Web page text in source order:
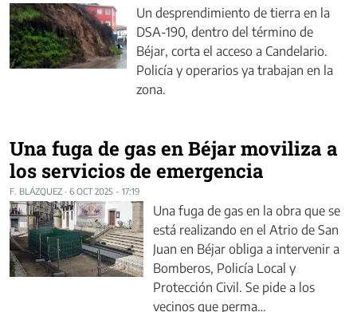
Un desprendimiento de tierra en la
DSA‑190, dentro del término de
Béjar, corta el acceso a Candelario.
Policía y operarios ya trabajan en la
zona.
Una fuga de gas en Béjar moviliza a
los servicios de emergencia
F. BLÁZQUEZ · 6 OCT 2025 - 17:19
Una fuga de gas en la obra que se
está realizando en el Atrio de San
Juan en Béjar obliga a intervenir a
Bomberos, Policía Local y
Protección Civil. Se pide a los
vecinos que perma…